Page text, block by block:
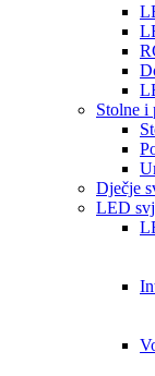
Stolne i
Dječje
LED